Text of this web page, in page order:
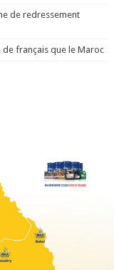
de redressement
français que le Maroc